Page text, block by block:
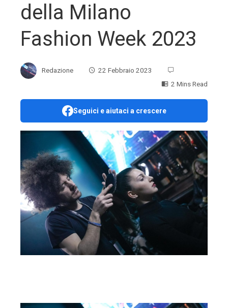
della Milano
Fashion Week 2023
Redazione
22 Febbraio 2023
2 Mins Read
Seguici e aiutaci a crescere